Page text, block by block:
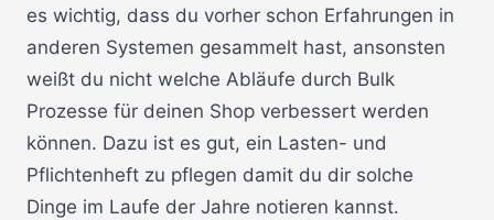
es wichtig, dass du vorher schon Erfahrungen in
anderen Systemen gesammelt hast, ansonsten
weißt du nicht welche Abläufe durch Bulk
Prozesse für deinen Shop verbessert werden
können. Dazu ist es gut, ein Lasten- und
Pflichtenheft zu pflegen damit du dir solche
Dinge im Laufe der Jahre notieren kannst.